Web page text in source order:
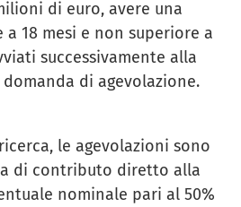
di euro, avere una
18 mesi e non superiore a
successivamente alla
di agevolazione.
le agevolazioni sono
di contributo diretto alla
nominale pari al 50%